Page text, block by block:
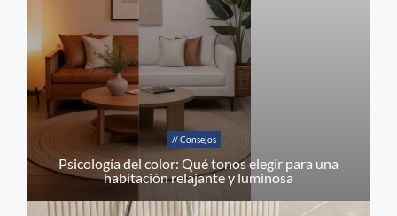
// Consejos
Psicología del color: Qué tonos elegir para una
habitación relajante y luminosa